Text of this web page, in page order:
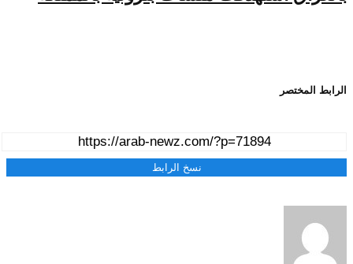
الرابط المختصر
نسخ الرابط